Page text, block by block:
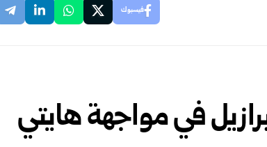
فيسبوك
في مواجهة هايتي